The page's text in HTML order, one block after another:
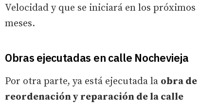
Velocidad y que se iniciará en los próximos
meses.
Obras ejecutadas en calle Nochevieja
Por otra parte, ya está ejecutada la obra de
reordenación y reparación de la calle